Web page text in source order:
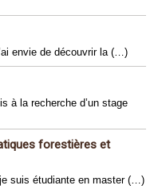
envie de découvrir la (…)
à la recherche d’un stage
forestières et
suis étudiante en master (…)